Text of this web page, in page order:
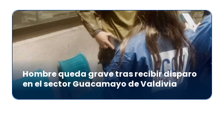
Hombre queda grave tras recibir disparo
en el sector Guacamayo de Valdivia